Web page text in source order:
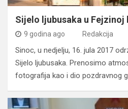
Sijelo ljubusaka u Fejzinoj
9 godina ago Redakcija
Sinoc, u nedjelju, 16. jula 2017
Sijelo ljubusaka. Prenosimo
fotografija kao i dio pozdravnog